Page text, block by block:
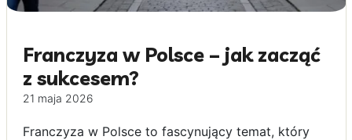
Franczyza w Polsce – jak zacząć
z sukcesem?
21 maja 2026
Franczyza w Polsce to fascynujący temat, który